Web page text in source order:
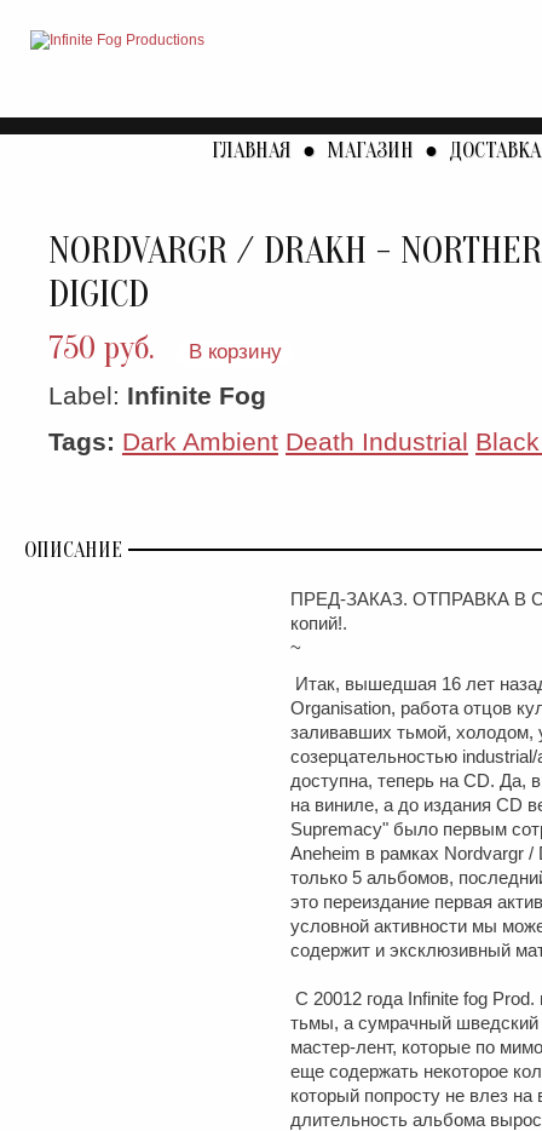
ГЛАВНАЯ ● МАГАЗИН ●
NORDVARGR / DRAKH -
DIGICD
750 руб. В корзину
Label: Infinite Fog
Tags: Dark Ambient Death Industrial
ОПИСАНИЕ
ПРЕД-ЗАКАЗ. ОТПРАВКА В
копий!.
~
Итак, вышедшая 16 лет
Organisation, работа отцов
заливавших тьмой, холодом,
созерцательностью
доступна, теперь на CD. Да,
на виниле, а до издания CD
Supremacy" было первым
Aneheim в рамках Nordvargr
только 5 альбомов,
это переиздание первая
условной активности мы
содержит и эксклюзивный
С 20012 года Infinite fog Prod.
тьмы, а сумрачный
мастер-лент, которые по
еще содержать некоторое
который попросту не влез
длительность альбома